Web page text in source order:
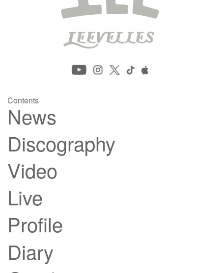
Contents
News
Discography
Video
Live
Profile
Diary